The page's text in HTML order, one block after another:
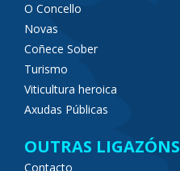
O Concello
Novas
Coñece Sober
Turismo
Viticultura heroica
Axudas Públicas
OUTRAS LIGAZÓNS
Contacto